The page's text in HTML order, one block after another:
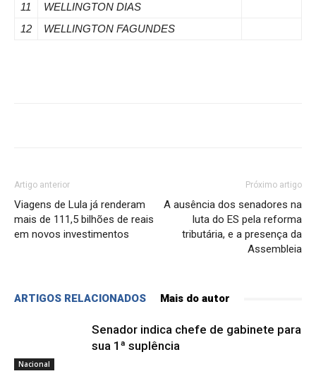
11
WELLINGTON DIAS
12
WELLINGTON FAGUNDES
Artigo anterior
Viagens de Lula já renderam
mais de 111,5 bilhões de reais
em novos investimentos
Próximo artigo
A ausência dos senadores na
luta do ES pela reforma
tributária, e a presença da
Assembleia
ARTIGOS RELACIONADOS Mais do autor
Nacional
Senador indica chefe de gabinete para
sua 1ª suplência